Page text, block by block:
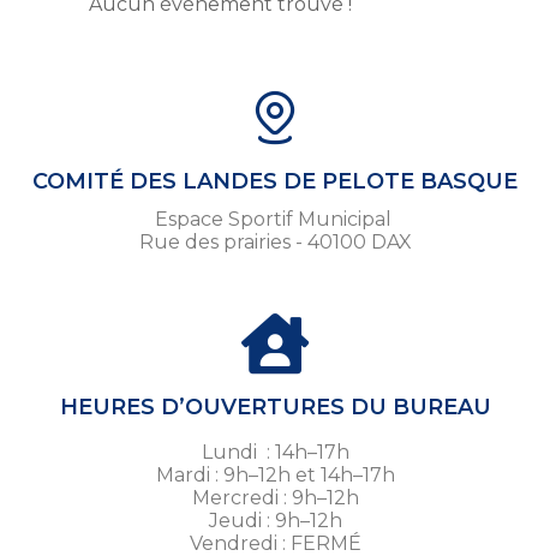
COMITÉ DES LANDES DE PELOTE BASQUE
Espace Sportif Municipal
Rue des prairies - 40100 DAX
HEURES D’OUVERTURES DU BUREAU
Lundi : 14h–17h
Mardi : 9h–12h et 14h–17h
Mercredi : 9h–12h
Jeudi : 9h–12h
Vendredi : FERMÉ